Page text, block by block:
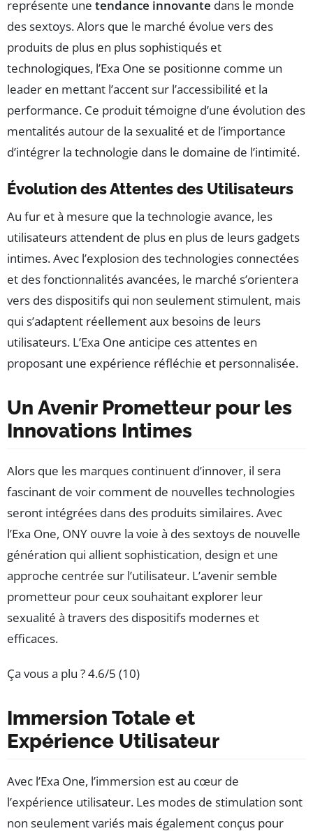
représente une tendance innovante dans le monde
des sextoys. Alors que le marché évolue vers des
produits de plus en plus sophistiqués et
technologiques, l’Exa One se positionne comme un
leader en mettant l’accent sur l’accessibilité et la
performance. Ce produit témoigne d’une évolution des
mentalités autour de la sexualité et de l’importance
d’intégrer la technologie dans le domaine de l’intimité.
Évolution des Attentes des Utilisateurs
Au fur et à mesure que la technologie avance, les
utilisateurs attendent de plus en plus de leurs gadgets
intimes. Avec l’explosion des technologies connectées
et des fonctionnalités avancées, le marché s’orientera
vers des dispositifs qui non seulement stimulent, mais
qui s’adaptent réellement aux besoins de leurs
utilisateurs. L’Exa One anticipe ces attentes en
proposant une expérience réfléchie et personnalisée.
Un Avenir Prometteur pour les
Innovations Intimes
Alors que les marques continuent d’innover, il sera
fascinant de voir comment de nouvelles technologies
seront intégrées dans des produits similaires. Avec
l’Exa One, ONY ouvre la voie à des sextoys de nouvelle
génération qui allient sophistication, design et une
approche centrée sur l’utilisateur. L’avenir semble
prometteur pour ceux souhaitant explorer leur
sexualité à travers des dispositifs modernes et
efficaces.
Ça vous a plu ?4.6/5 (10)
Immersion Totale et
Expérience Utilisateur
Avec l’Exa One, l’immersion est au cœur de
l’expérience utilisateur. Les modes de stimulation sont
non seulement variés mais également conçus pour